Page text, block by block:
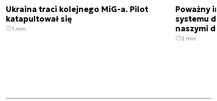
Ukraina traci kolejnego MiG-a. Pilot
katapultował się
1 min.
Poważny
systemu
naszymi
2 min.